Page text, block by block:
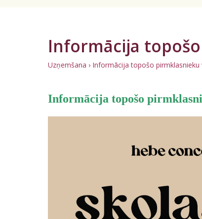
Informācija
Uzņemšana › Informācija topošo pirmklasnieku
Informācija topošo